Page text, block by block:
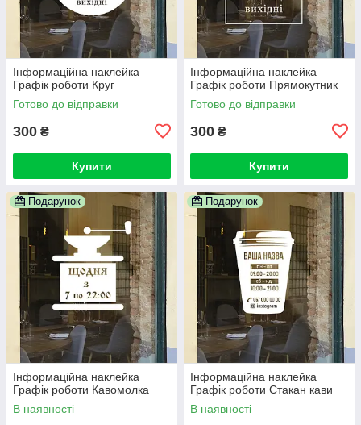
Інформаційна наклейка
Графік роботи Круг
Готово до відправки
300 ₴
Купити
Інформаційна наклейка
Графік роботи Прямокутник
Готово до відправки
300 ₴
Купити
Подарунок
Інформаційна наклейка
Графік роботи Кавомолка
В наявності
Подарунок
Інформаційна наклейка
Графік роботи Стакан кави
В наявності